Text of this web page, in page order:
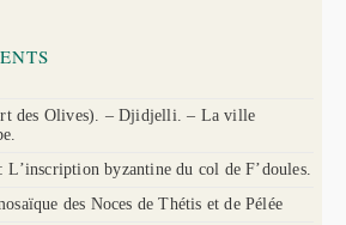
des Olives). – Djidjelli. – La ville
byzantine du col de F’doules.
des Noces de Thétis et de Pélée